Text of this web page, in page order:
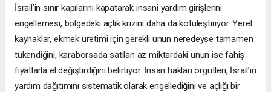
İsrail’in sınır kapılarını kapatarak insani yardım girişlerini
engellemesi, bölgedeki açlık krizini daha da kötüleştiriyor. Yerel
kaynaklar, ekmek üretimi için gerekli unun neredeyse tamamen
tükendiğini, karaborsada satılan az miktardaki unun ise fahiş
fiyatlarla el değiştirdiğini belirtiyor. İnsan hakları örgütleri, İsrail’in
yardım dağıtımını sistematik olarak engellediğini ve açlığı bir